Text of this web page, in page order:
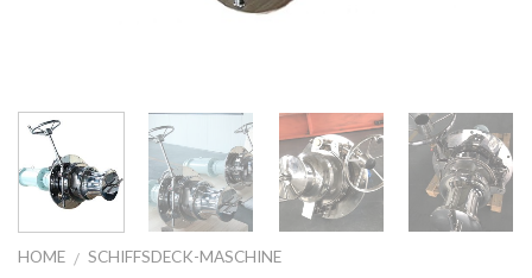
HOME / SCHIFFSDECK-MASCHINE